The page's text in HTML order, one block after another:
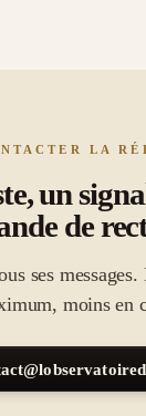
LA
un
de
ses
moins en